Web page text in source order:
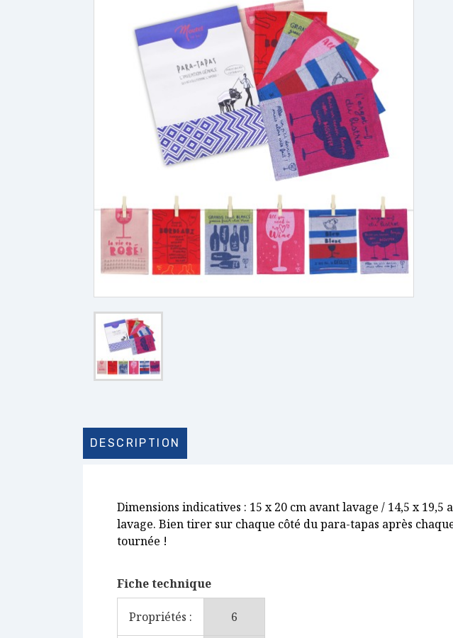
DESCRIPTION
Dimensions indicatives : 15 x 20 cm avant lavage / 14,5 x
lavage. Bien tirer sur chaque côté du para-tapas après
tournée !
Fiche technique
Propriétés : 6